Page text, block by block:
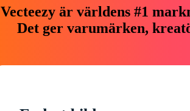
Vecteezy är världens #1
Det ger varumärken,